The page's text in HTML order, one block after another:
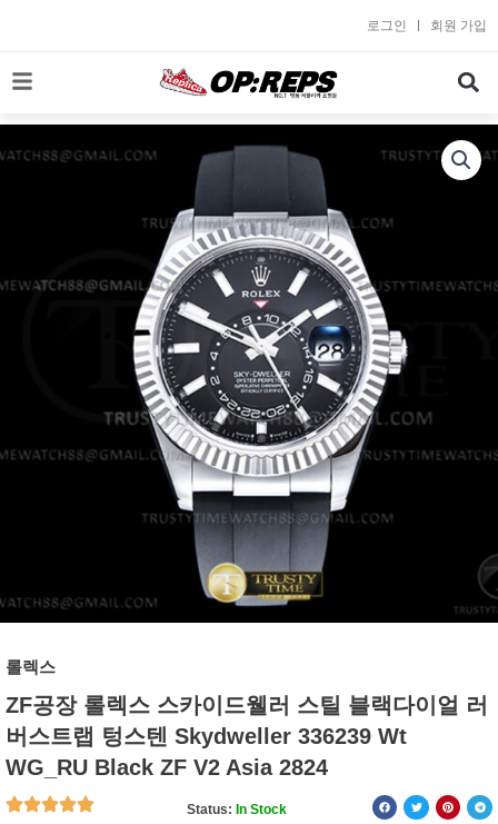
로
로그인 회원 가입
롤렉스
ZF공장 롤렉스 스카이드웰러 스틸 블랙다이얼 러
버스트랩 텅스텐 Skydweller 336239 Wt
WG_RU Black ZF V2 Asia 2824
Status: In Stock